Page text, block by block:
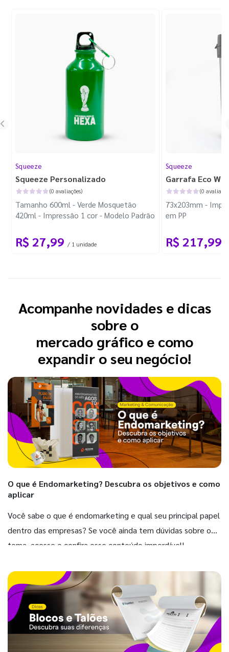
Squeeze
Squeeze Personalizado
(0 avaliações)
Tamanho 600ml - Verde Mosquetão
420ml - Impressão 1 cor - Modelo Padrão
R$ 27,99 / 1 unidade
Squeeze
Garrafa Eco
(0
73x203mm -
em PP
R$ 217,99
Acompanhe novidades e dicas
sobre o
mercado gráfico e como
expandir o seu negócio!
O que é Endomarketing? Descubra os objetivos e como
aplicar
Você sabe o que é endomarketing e qual seu principal papel
dentro das empresas? Se você ainda tem dúvidas sobre o
tema, acesse e confira esse conteúdo imperdível!